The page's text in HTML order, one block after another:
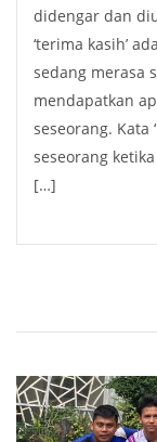
didengar dan
‘terima kasih’
sedang merasa
mendapatkan
seseorang. Kata
seseorang
[…]